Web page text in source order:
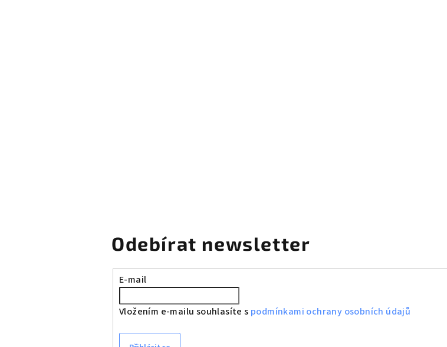
Odebírat newsletter
E-mail
Vložením e-mailu souhlasíte s podmínkami ochrany osobních údajů